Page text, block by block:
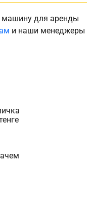
машину для аренды
и наши менеджеры